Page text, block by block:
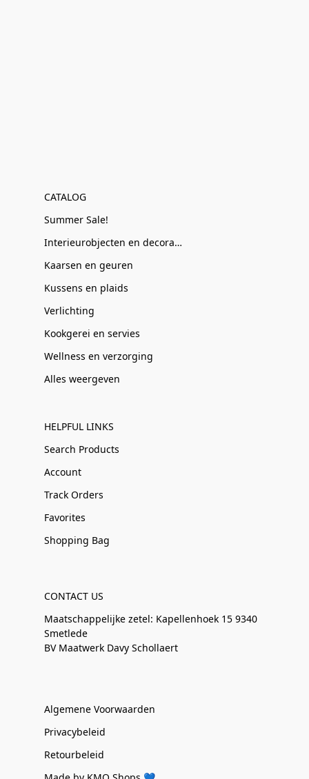
CATALOG
Summer Sale!
Interieurobjecten en decoratie
Kaarsen en geuren
Kussens en plaids
Verlichting
Kookgerei en servies
Wellness en verzorging
Alles weergeven
HELPFUL LINKS
Search Products
Account
Track Orders
Favorites
Shopping Bag
CONTACT US
Maatschappelijke zetel: Kapellenhoek 15 9340
Smetlede
BV Maatwerk Davy Schollaert
Algemene Voorwaarden
Privacybeleid
Retourbeleid